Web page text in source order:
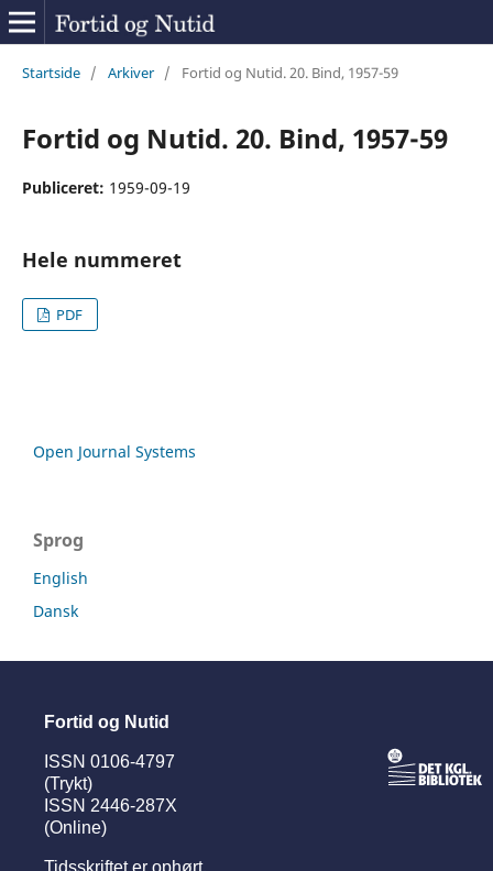
Startside / Arkiver / Fortid og Nutid. 20. Bind, 1957-59
Fortid og Nutid. 20. Bind, 1957-59
Publiceret: 1959-09-19
Hele nummeret
PDF
Open Journal Systems
Sprog
English
Dansk
Fortid og Nutid
ISSN 0106-4797
(Trykt)
ISSN 2446-287X
(Online)
Tidsskriftet er ophørt.